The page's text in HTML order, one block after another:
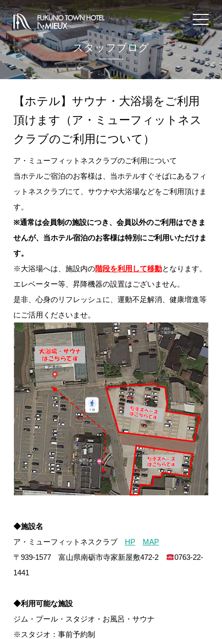
toggle
スタッフブログ
【ホテル】サウナ・大浴場をご利用
頂けます（ア・ミューフィットネス
クラブのご利用について）
ア・ミューフィットネスクラブのご利用について
当ホテルご宿泊のお客様は、当ホテルすぐそばにあるフィ
ットネスクラブにて、サウナや大浴場などをご利用頂けま
す。
※通常は会員制の施設につき、会員以外のご利用はできま
せんが、当ホテル宿泊のお客様は特別にご利用いただけま
す。
※大浴場へは、施設内の階段を利用して移動となります。
エレベーター等、昇降機器の設置はございません。
是非、心身のリフレッシュに、運動不足解消、健康増進等
にご活用くださいませ。
◆施設名
ア・ミューフィットネスクラブ
HP
MAP
〒939-1577 富山県南砺市寺家新屋敷472-2
0763-22-
1441
◆利用可能な施設
ジム・プール・スタジオ・お風呂・サウナ
※スタジオ：事前予約制